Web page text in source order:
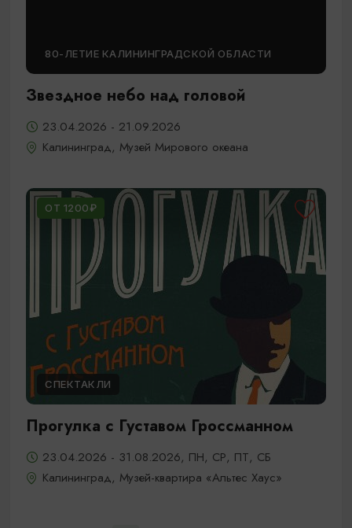
80-ЛЕТИЕ КАЛИНИНГРАДСКОЙ ОБЛАСТИ
Звездное небо над головой
23.04.2026 - 21.09.2026
Калининград, Музей Мирового океана
ОТ 1200₽
СПЕКТАКЛИ
Прогулка с Густавом Гроссманном
23.04.2026 - 31.08.2026, ПН, СР, ПТ, СБ
Калининград, Музей-квартира «Альтес Хаус»